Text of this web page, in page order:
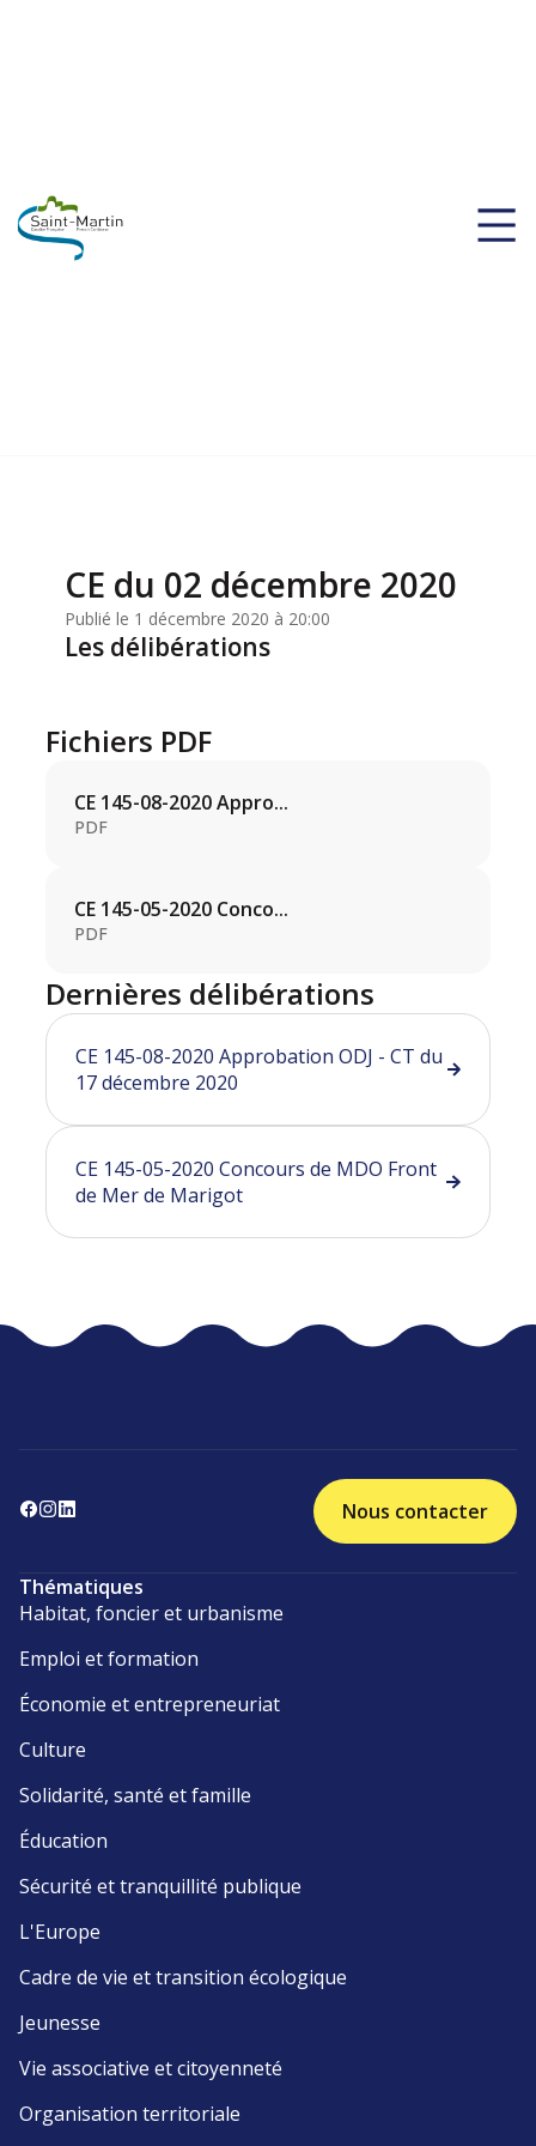
CE du 02 décembre 2020
Publié le 1 décembre 2020 à 20:00
Les délibérations
Fichiers PDF
CE 145-08-2020 Appro...
PDF
CE 145-05-2020 Conco...
PDF
Dernières délibérations
CE 145-08-2020 Approbation ODJ - CT du
17 décembre 2020
CE 145-05-2020 Concours de MDO Front
de Mer de Marigot
Nous contacter
Thématiques
Habitat, foncier et urbanisme
Emploi et formation
Économie et entrepreneuriat
Culture
Solidarité, santé et famille
Éducation
Sécurité et tranquillité publique
L'Europe
Cadre de vie et transition écologique
Jeunesse
Vie associative et citoyenneté
Organisation territoriale